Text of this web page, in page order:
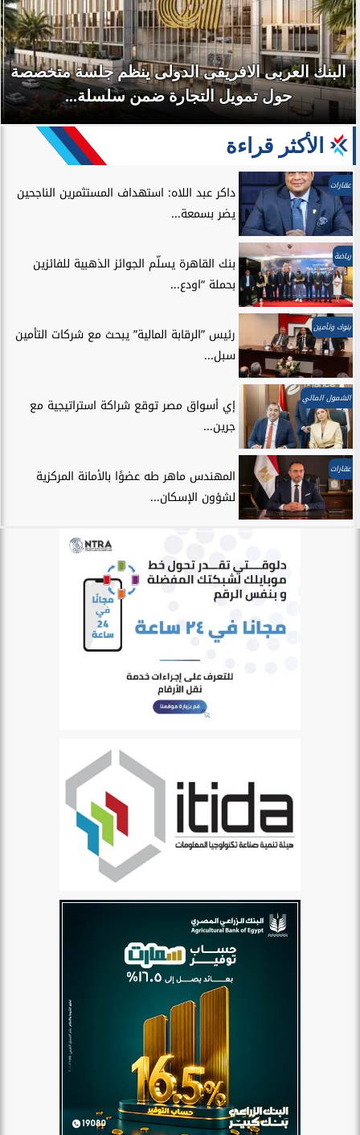
البنك العربى الافريقى الدولى ينظم جلسة متخصصة
حول تمويل التجارة ضمن سلسلة...
الأكثر قراءة
عقارات
داكر عبد اللاه: استهداف المستثمرين الناجحين
يضر بسمعة...
رياضة
بنك القاهرة يسلّم الجوائز الذهبية للفائزين
بحملة “اودع...
بنوك وتأمين
رئيس ”الرقابة المالية” يبحث مع شركات التأمين
سبل...
الشمول المالي
إي أسواق مصر توقع شراكة استراتيجية مع
جرين...
عقارات
المهندس ماهر طه عضوًا بالأمانة المركزية
لشؤون الإسكان...